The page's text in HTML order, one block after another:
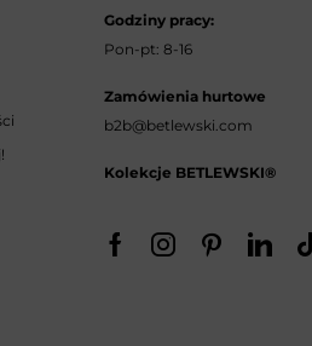
Godziny pracy:
Pon-pt: 8-16
Zamówienia hurtowe
b2b@betlewski.com
Kolekcje BETLEWSKI®